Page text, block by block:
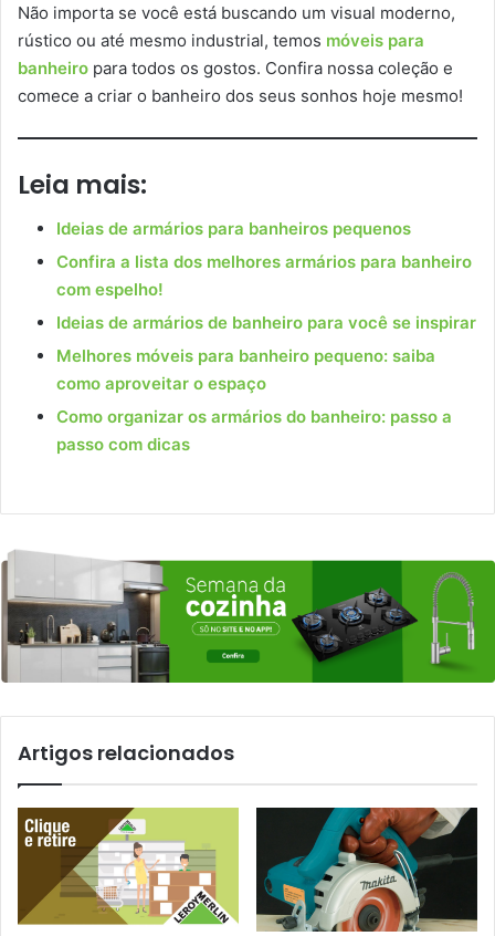
Não importa se você está buscando um visual moderno,
rústico ou até mesmo industrial, temos móveis para
banheiro para todos os gostos. Confira nossa coleção e
comece a criar o banheiro dos seus sonhos hoje mesmo!
Leia mais:
Ideias de armários para banheiros pequenos
Confira a lista dos melhores armários para banheiro
com espelho!
Ideias de armários de banheiro para você se inspirar
Melhores móveis para banheiro pequeno: saiba
como aproveitar o espaço
Como organizar os armários do banheiro: passo a
passo com dicas
Artigos relacionados